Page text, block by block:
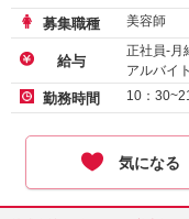
募集職種 美容師
給与
正社員-月
アルバイ
勤務時間 10：
気になる